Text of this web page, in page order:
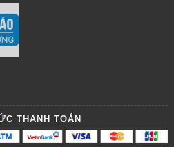
THANH TOÁN